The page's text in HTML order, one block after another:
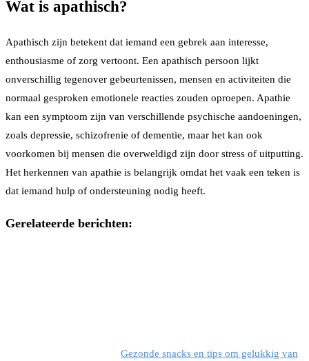
Wat is apathisch?
Apathisch zijn betekent dat iemand een gebrek aan interesse,
enthousiasme of zorg vertoont. Een apathisch persoon lijkt
onverschillig tegenover gebeurtenissen, mensen en activiteiten die
normaal gesproken emotionele reacties zouden oproepen. Apathie
kan een symptoom zijn van verschillende psychische aandoeningen,
zoals depressie, schizofrenie of dementie, maar het kan ook
voorkomen bij mensen die overweldigd zijn door stress of uitputting.
Het herkennen van apathie is belangrijk omdat het vaak een teken is
dat iemand hulp of ondersteuning nodig heeft.
Gerelateerde berichten:
Gezonde snacks en tips om gelukkig van